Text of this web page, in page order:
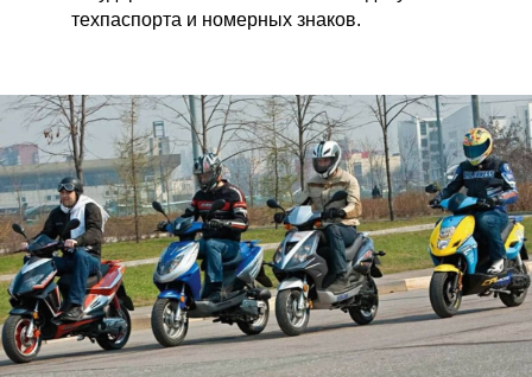
техпаспорта и номерных знаков.